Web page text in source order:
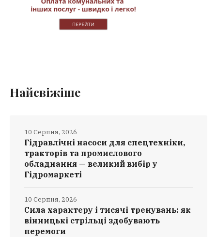
Найсвіжіше
Гідравлічні насоси для спецтехніки,
тракторів та промислового
обладнання — великий вибір у
Гідромаркеті
10 Серпня, 2026
Сила характеру і тисячі тренувань: як
вінницькі стрільці здобувають
перемоги
10 Серпня, 2026